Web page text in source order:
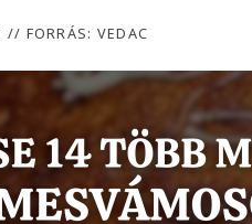
// FORRÁS: VEDAC